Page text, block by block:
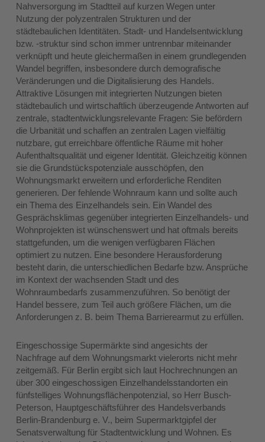
Nahversorgung im Stadtteil auf kurzen Wegen unter
Nutzung der polyzentralen Strukturen und der
städtebaulichen Identitäten. Stadt- und Handelsentwicklung
bzw. -struktur sind schon immer untrennbar miteinander
verknüpft und heute gleichermaßen in einem grundlegenden
Wandel begriffen, insbesondere durch demografische
Veränderungen und die Digitalisierung des Handels.
Attraktive Lösungen mit integrierten Nutzungen bieten
städtebaulich und wirtschaftlich überzeugende Antworten auf
zentrale, stadtentwicklungsrelevante Fragen: Sie befördern
die Urbanität und schaffen an zentralen Lagen vielfältig
nutzbare, gut erreichbare öffentliche Räume mit hoher
Aufenthaltsqualität und eigener Identität. Gleichzeitig können
sie die Grundstückspotenziale ausschöpfen, den
Wohnungsmarkt erweitern und erforderliche Renditen
generieren. Der fehlende Wohnraum kann und sollte auch
ein Thema des Einzelhandels sein. Ein Wandel des
Gesprächsklimas gegenüber integrierten Einzelhandels- und
Wohnprojekten ist wünschenswert und hat oftmals bereits
stattgefunden, um die wenigen verfügbaren Flächen
optimiert zu nutzen. Eine besondere Herausforderung
besteht darin, die unterschiedlichen Bedarfe bzw. Ansprüche
im Kontext der wachsenden Stadt und des
Wohnraumbedarfs zusammenzuführen. So benötigt der
Handel bessere, zum Teil auch größere Flächen, um die
Anforderungen z. B. beim Thema Barrierearmut zu erfüllen.
Eingeschossige Supermärkte sind angesichts der
Nachfrage auf dem Wohnungsmarkt vielerorts nicht mehr
zeitgemäß. Für Berlin ergibt sich laut Hochrechnungen an
über 300 eingeschossigen Einzelhandelsstandorten ein
fünfstelliges Wohnungsflächenpotenzial, so Herr Busch-
Peterson, Hauptgeschäftsführer des Handelsverbands
Berlin-Brandenburg e. V., beim Supermarktgipfel der
Senatsverwaltung für Stadtentwicklung und Wohnen. Es